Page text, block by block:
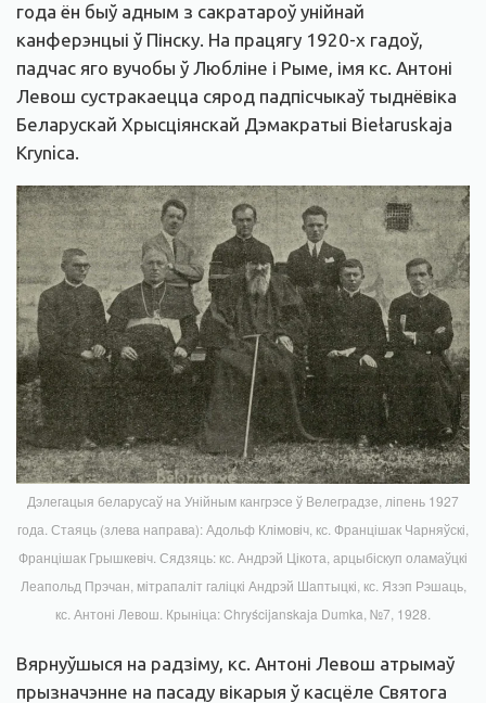
года ён быў адным з сакратароў унійнай
канферэнцыі ў Пінску. На працягу 1920-х гадоў,
падчас яго вучобы ў Любліне і Рыме, імя кс. Антоні
Левош сустракаецца сярод падпісчыкаў тыднёвіка
Беларускай Хрысціянскай Дэмакратыі Biełaruskaja
Krynica.
Дэлегацыя беларусаў на Унійным кангрэсе ў Велеградзе, ліпень 1927
года. Стаяць (злева направа): Адольф Клімовіч, кс. Францішак Чарняўскі,
Францішак Грышкевіч. Сядзяць: кс. Андрэй Цікота, арцыбіскуп оламаўцкі
Леапольд Прэчан, мітрапаліт галіцкі Андрэй Шаптыцкі, кс. Язэп Рэшаць,
кс. Антоні Левош. Крыніца: Chryścijanskaja Dumka, №7, 1928.
Вярнуўшыся на радзіму, кс. Антоні Левош атрымаў
прызначэнне на пасаду вікарыя ў касцёле Святога